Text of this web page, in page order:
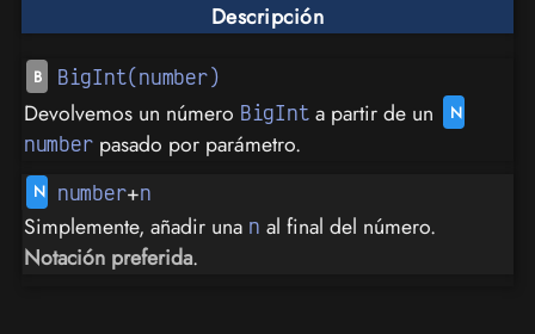
Descripción
BigInt(number)
Devolvemos un número BigInt a partir de un
number pasado por parámetro.
number+n
Simplemente, añadir una n al final del número.
Notación preferida.